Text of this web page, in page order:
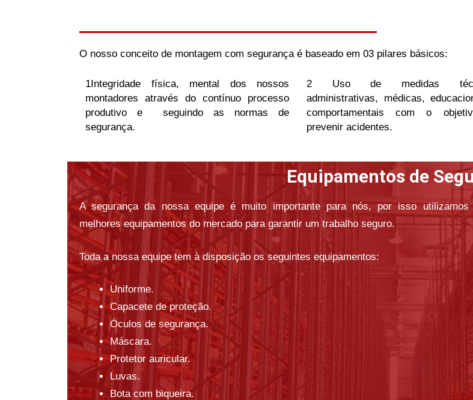
O nosso conceito de montagem com segurança é baseado em 03 pilares básicos:
1Integridade física, mental dos nossos
montadores através do contínuo processo
produtivo e seguindo as normas de
segurança.
2 Uso de medidas
administrativas, médicas,
comportamentais com o
prevenir acidentes.
Equipamentos de
A segurança da nossa equipe é muito importante para nós, por isso utilizamos
melhores equipamentos do mercado para garantir um trabalho seguro.
Toda a nossa equipe tem à disposição os seguintes equipamentos:
Uniforme.
Capacete de proteção.
Óculos de segurança.
Máscara.
Protetor auricular.
Luvas.
Bota com biqueira.